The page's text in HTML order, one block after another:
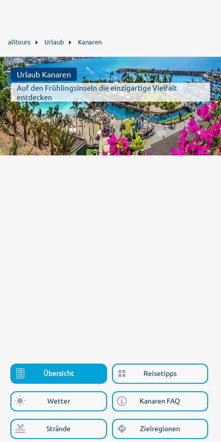
alltours Urlaub Kanaren
Urlaub Kanaren
Auf den Frühlingsinseln die einzigartige Vielfalt
entdecken
Übersicht Reisetipps
Wetter Kanaren FAQ
Strände Zielregionen